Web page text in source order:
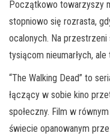
Początkowo towarzyszy
stopniowo się rozrasta,
ocalonych. Na
tysiącom nieumarłych,
“The Walking Dead” to
łączący w sobie kino
społeczny. Film w
świecie opanowanym